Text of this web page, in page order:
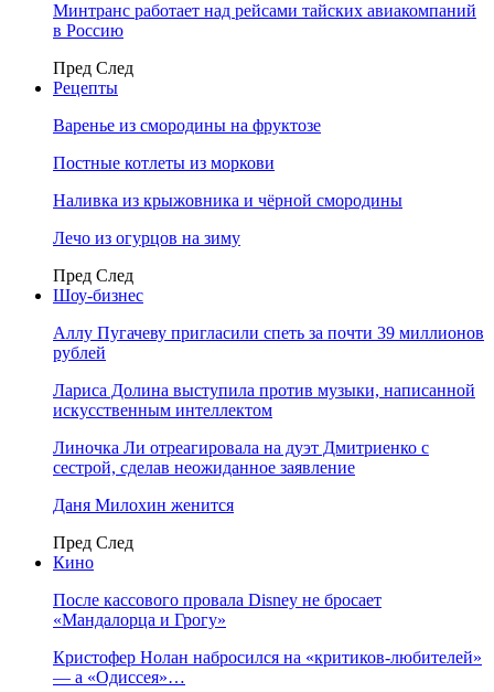
Минтранс работает над рейсами тайских авиакомпаний
в Россию
Пред След
Рецепты
Варенье из смородины на фруктозе
Постные котлеты из моркови
Наливка из крыжовника и чёрной смородины
Лечо из огурцов на зиму
Пред След
Шоу-бизнес
Аллу Пугачеву пригласили спеть за почти 39 миллионов
рублей
Лариса Долина выступила против музыки, написанной
искусственным интеллектом
Линочка Ли отреагировала на дуэт Дмитриенко с
сестрой, сделав неожиданное заявление
Даня Милохин женится
Пред След
Кино
После кассового провала Disney не бросает
«Мандалорца и Грогу»
Кристофер Нолан набросился на «критиков-любителей»
— а «Одиссея»…